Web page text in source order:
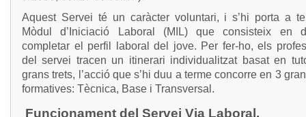
Aquest Servei té un caràcter voluntari, i s’hi porta a
Mòdul d’Iniciació Laboral (MIL) que consisteix en
completar el perfil laboral del jove. Per fer-ho, els
del servei tracen un itinerari individualitzat basat en
grans trets, l’acció que s’hi duu a terme concorre en 3
formatives: Tècnica, Base i Transversal.
Funcionament del Servei Via Laboral.